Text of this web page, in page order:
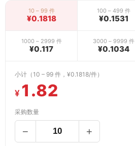
10 – 99 件
¥0.1818
100 – 499 件
¥0.1531
1000 – 2999 件
¥0.117
3000 – 9999 件
¥0.1034
采购数量
− +
小计（10 – 99 件，¥0.1818/件）
¥ 1.82